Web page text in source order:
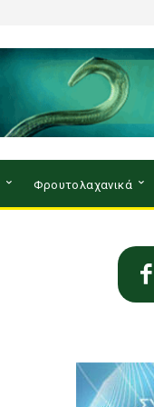
Φρουτολαχανικά